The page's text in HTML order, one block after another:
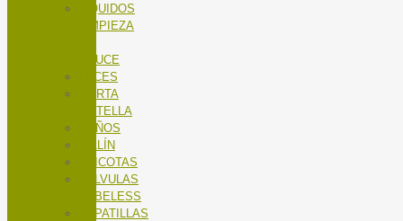
LÍQUIDOS
LIMPIEZA
SAUCE
LUCES
PORTA
BOTELLA
PUÑOS
SILLÍN
TRICOTAS
VALVULAS
TUBELESS
ZAPATILLAS